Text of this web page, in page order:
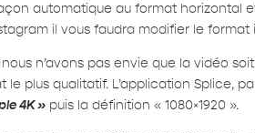
automatique au format horizontal
il vous faudra modifier le format
n’avons pas envie que la vidéo
plus qualitatif. L’application Splice,
4K »puis la définition « 1080×1920 ».